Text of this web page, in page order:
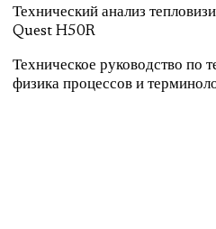
Технический анализ
Quest H50R
Техническое руководство по
физика процессов и